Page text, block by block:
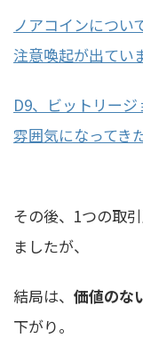
ノアコインについ
注意喚起が出てい
D9、ビットリー
雰囲気になってき
その後、1つの取
ましたが、
結局は、 価値のな
下がり。